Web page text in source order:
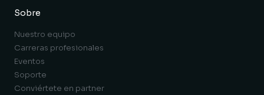
Sobre
Nuestro equipo
Carreras profesionales
Eventos
Soporte
Conviértete en partner